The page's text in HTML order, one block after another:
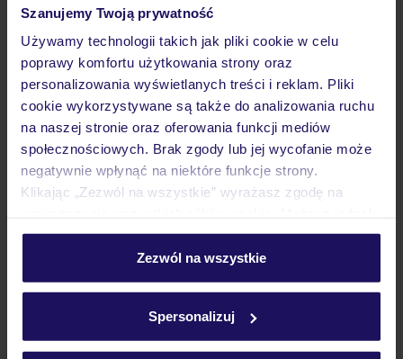
Szanujemy Twoją prywatność
Używamy technologii takich jak pliki cookie w celu
poprawy komfortu użytkowania strony oraz
personalizowania wyświetlanych treści i reklam. Pliki
cookie wykorzystywane są także do analizowania ruchu
na naszej stronie oraz oferowania funkcji mediów
społecznościowych. Brak zgody lub jej wycofanie może
negatywnie wpłynąć na niektóre funkcje strony.
Klikając „Zezwól na wszystkie” wyrażasz zgodę na
personalizować swój wybór wchodząc w zakładkę
Szczegółowe informacje o plikach cookie znajdziesz
Zezwól na wszystkie
Spersonalizuj
Pokoje
Atrakcje
Ważne informacje
Czy w Hotelu będzie przedstawiciel TUI?
Na jakiej podstawie i gdzie otrzymam karty